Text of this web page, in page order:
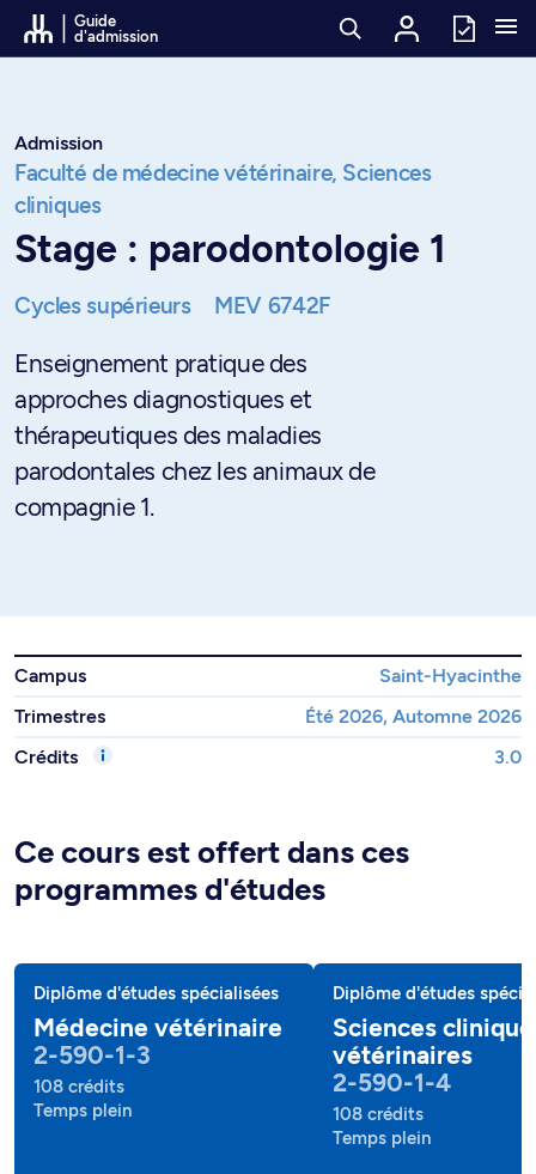
Passer au contenu
Guide
d'admission
Admission
Faculté de médecine vétérinaire, Sciences
cliniques
Stage : parodontologie 1
Cycles supérieurs MEV 6742F
Enseignement pratique des
approches diagnostiques et
thérapeutiques des maladies
parodontales chez les animaux de
compagnie 1.
Campus
Saint-Hyacinthe
Trimestres
Été 2026, Automne 2026
Crédits
3.0
Ce cours est offert dans ces
programmes d'études
Diplôme d'études spécialisées
Médecine vétérinaire
2-590-1-3
108 crédits
Temps plein
Diplôme d'études
Sciences
vétérinaires
2-590-1-4
108 crédits
Temps plein